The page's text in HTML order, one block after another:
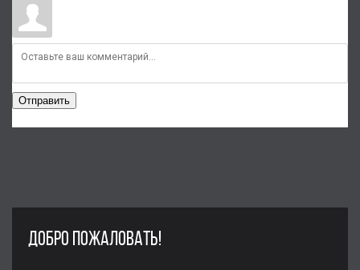
Отправить
ДОБРО ПОЖАЛОВАТЬ!